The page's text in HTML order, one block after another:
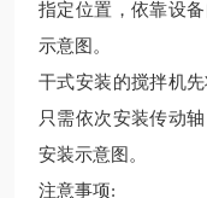
指定位置，依靠设
示意图。
干式安装的搅拌机
只需依次安装传动
安装示意图。
注意事项: